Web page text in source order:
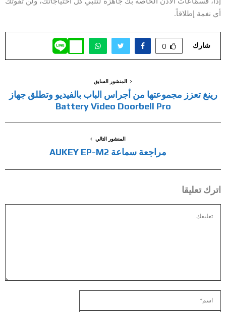
أي نغمة إطلاقاً.
شارك 0
المنشور السابق
رينغ تعزز مجموعتها من أجراس الباب بالفيديو وتطلق جهاز
Battery Video Doorbell Pro
المنشور التالي
مراجعة سماعة AUKEY EP-M2
اترك تعليقا